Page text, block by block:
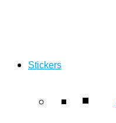
Stickers